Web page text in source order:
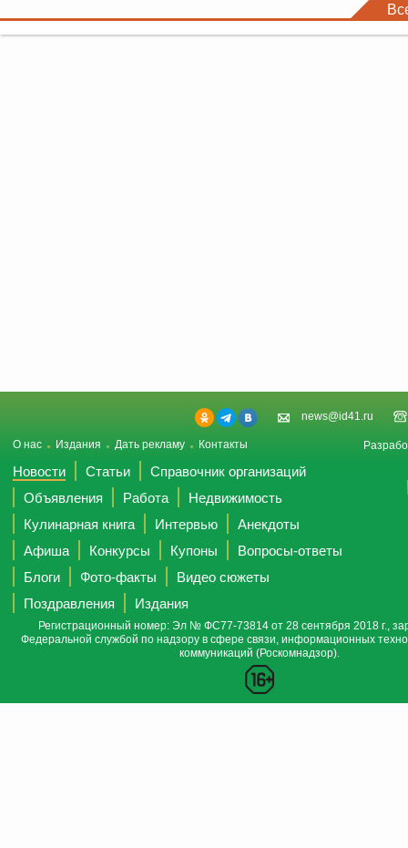
news@id41.ru
О нас Издания Дать рекламу Контакты
Новости Статьи
Справочник организаций
Объявления
Работа
Недвижимость
Кулинарная книга
Интервью
Анекдоты
Афиша
Конкурсы Купоны
Вопросы-ответы
Блоги
Фото-факты
Видео сюжеты
Поздравления
Издания
Регистрационный номер: Эл № ФС77-73814 от 28 сентября 2018 г.,
Федеральной службой по надзору в сфере связи, информационных
коммуникаций (Роскомнадзор).